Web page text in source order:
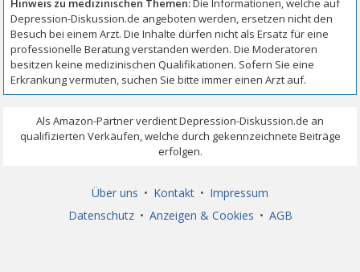
Über uns • Kontakt • Impressum
Datenschutz • Anzeigen & Cookies • AGB